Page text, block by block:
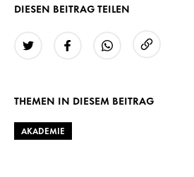
DIESEN BEITRAG TEILEN
THEMEN IN DIESEM BEITRAG
AKADEMIE